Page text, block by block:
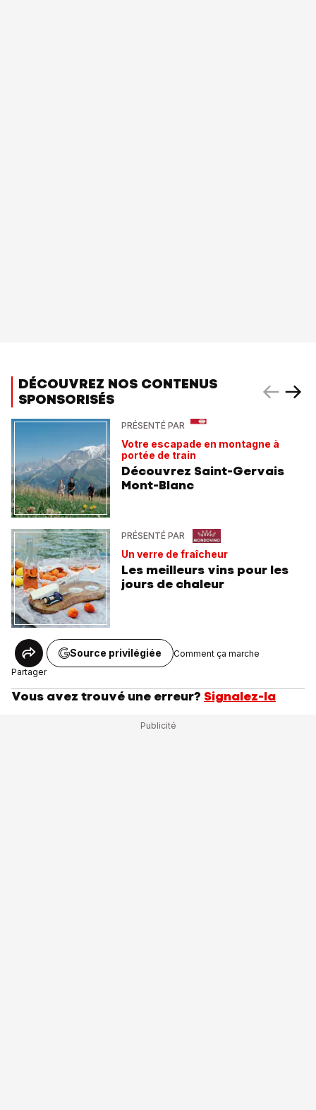
DÉCOUVREZ NOS CONTENUS
SPONSORISÉS
PRÉSENTÉ PAR
Votre escapade en montagne à
portée de train
Découvrez Saint-Gervais
Mont-Blanc
PRÉSENTÉ PAR
Un verre de fraîcheur
Les meilleurs vins pour les
jours de chaleur
Partager
Source privilégiée Comment ça marche
Vous avez trouvé une erreur? Signalez-la